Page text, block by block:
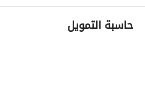
معلومات مسؤول الإعلان
اسم المسؤول
حاسبة التمويل